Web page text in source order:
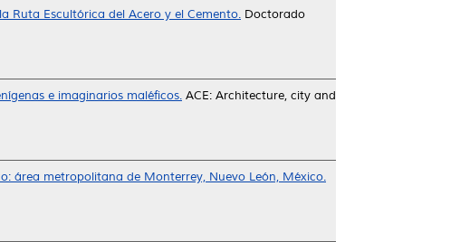
Ruta Escultórica del Acero y el Cemento. Doctorado
e imaginarios maléficos. ACE: Architecture, city and
área metropolitana de Monterrey, Nuevo León, México.